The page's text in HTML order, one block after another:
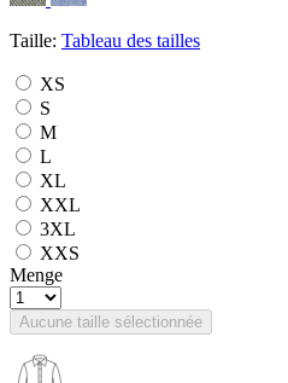
Taille: Tableau des tailles
XS
S
M
L
XL
XXL
3XL
XXS
Menge
Aucune taille sélectionnée